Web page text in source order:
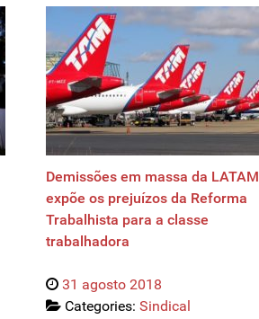
Demissões em massa da LATAM
expõe os prejuízos da Reforma
Trabalhista para a classe
trabalhadora
31 agosto 2018
Categories: Sindical